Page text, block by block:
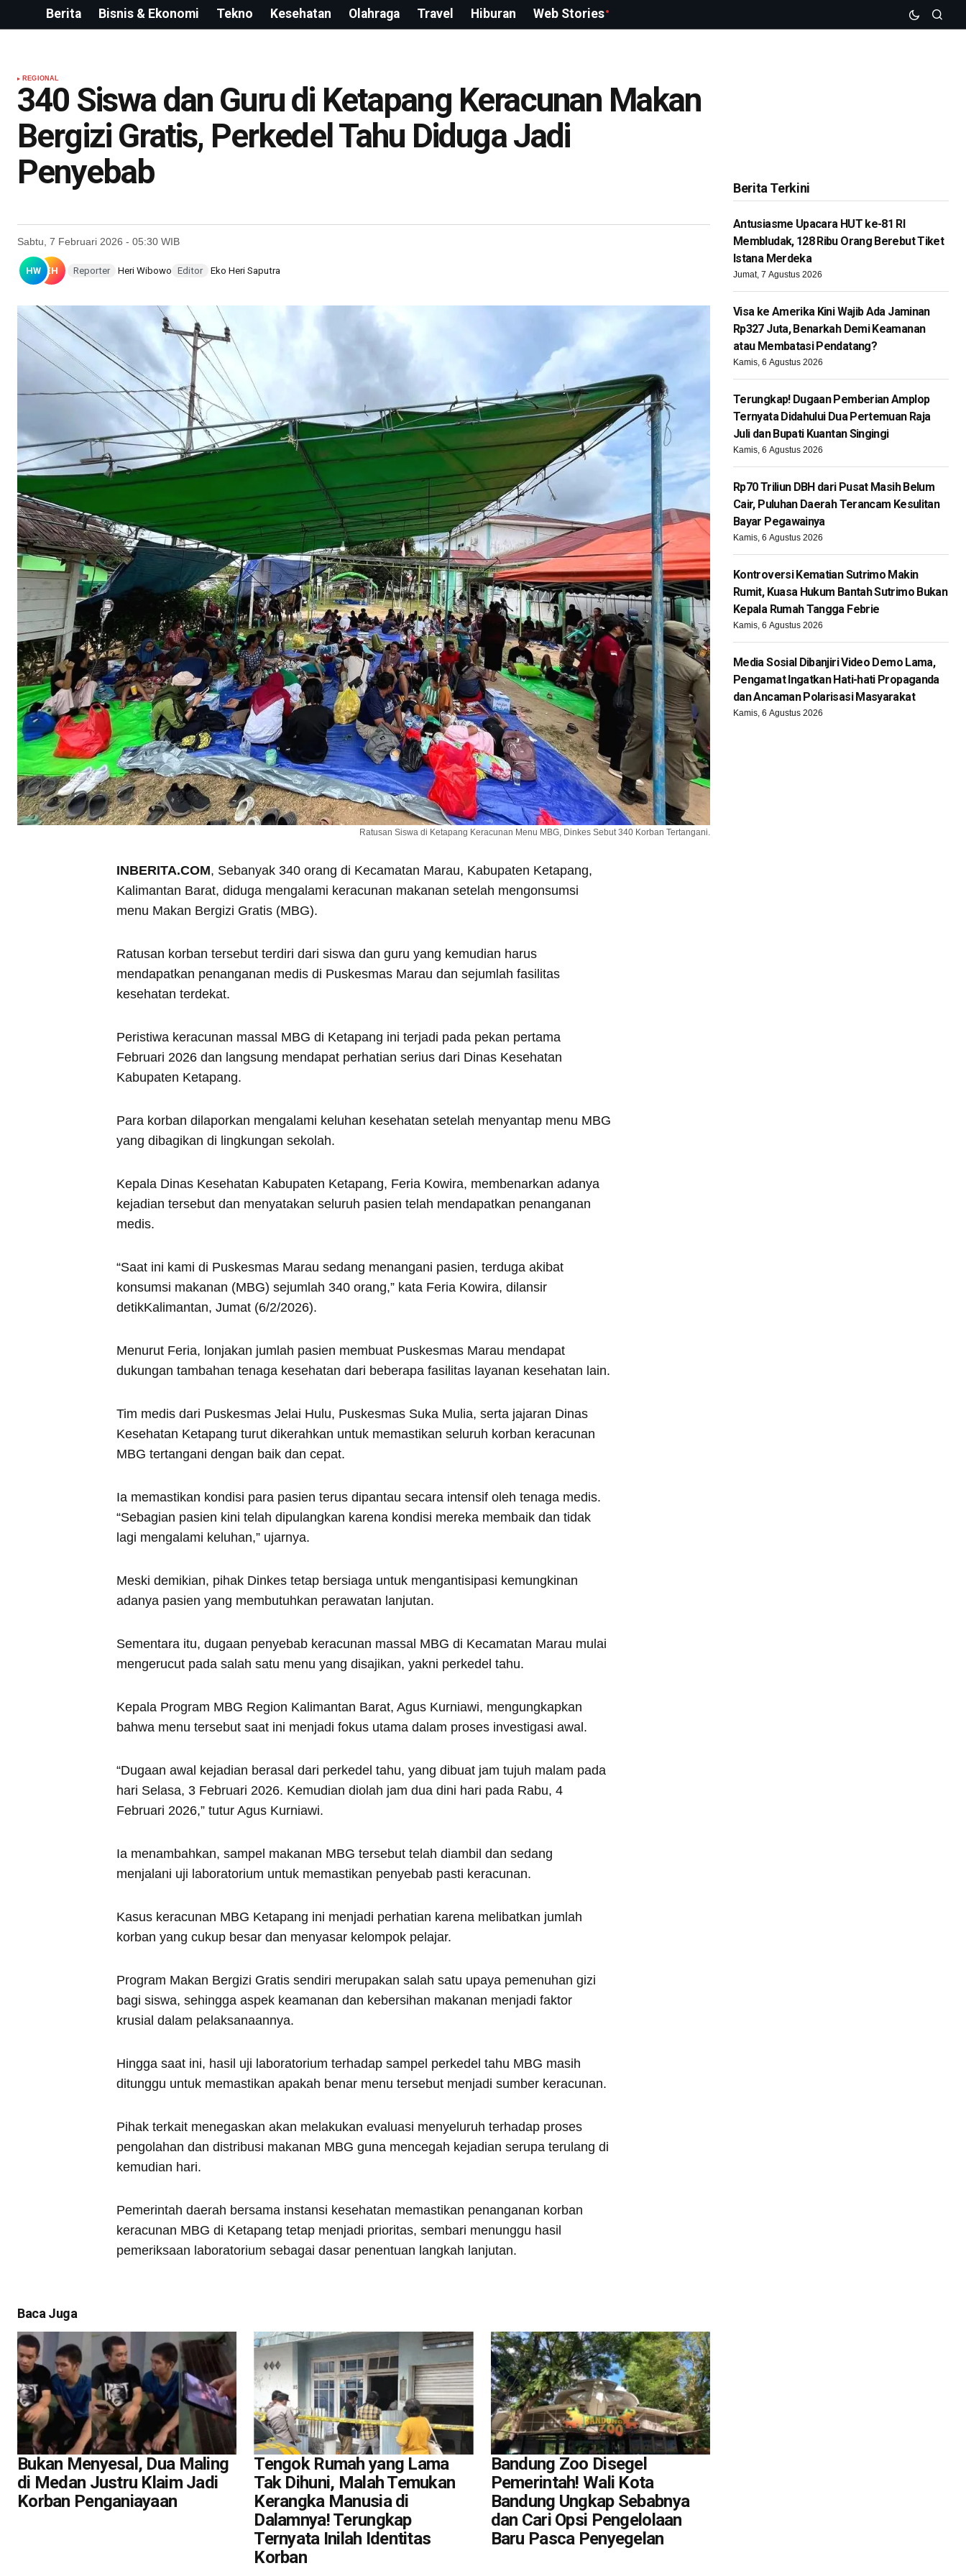
Berita Bisnis & Ekonomi Tekno Kesehatan Olahraga Travel Hiburan Web Stories
REGIONAL
340 Siswa dan Guru di Ketapang Keracunan Makan
Bergizi Gratis, Perkedel Tahu Diduga Jadi
Penyebab
Sabtu, 7 Februari 2026 - 05:30 WIB
HW EH Reporter Heri Wibowo Editor Eko Heri Saputra
Ratusan Siswa di Ketapang Keracunan Menu MBG, Dinkes Sebut 340 Korban Tertangani.
INBERITA.COM, Sebanyak 340 orang di Kecamatan Marau, Kabupaten Ketapang,
Kalimantan Barat, diduga mengalami keracunan makanan setelah mengonsumsi
menu Makan Bergizi Gratis (MBG).
Ratusan korban tersebut terdiri dari siswa dan guru yang kemudian harus
mendapatkan penanganan medis di Puskesmas Marau dan sejumlah fasilitas
kesehatan terdekat.
Peristiwa keracunan massal MBG di Ketapang ini terjadi pada pekan pertama
Februari 2026 dan langsung mendapat perhatian serius dari Dinas Kesehatan
Kabupaten Ketapang.
Para korban dilaporkan mengalami keluhan kesehatan setelah menyantap menu MBG
yang dibagikan di lingkungan sekolah.
Kepala Dinas Kesehatan Kabupaten Ketapang, Feria Kowira, membenarkan adanya
kejadian tersebut dan menyatakan seluruh pasien telah mendapatkan penanganan
medis.
“Saat ini kami di Puskesmas Marau sedang menangani pasien, terduga akibat
konsumsi makanan (MBG) sejumlah 340 orang,” kata Feria Kowira, dilansir
detikKalimantan, Jumat (6/2/2026).
Menurut Feria, lonjakan jumlah pasien membuat Puskesmas Marau mendapat
dukungan tambahan tenaga kesehatan dari beberapa fasilitas layanan kesehatan lain.
Tim medis dari Puskesmas Jelai Hulu, Puskesmas Suka Mulia, serta jajaran Dinas
Kesehatan Ketapang turut dikerahkan untuk memastikan seluruh korban keracunan
MBG tertangani dengan baik dan cepat.
Ia memastikan kondisi para pasien terus dipantau secara intensif oleh tenaga medis.
“Sebagian pasien kini telah dipulangkan karena kondisi mereka membaik dan tidak
lagi mengalami keluhan,” ujarnya.
Meski demikian, pihak Dinkes tetap bersiaga untuk mengantisipasi kemungkinan
adanya pasien yang membutuhkan perawatan lanjutan.
Sementara itu, dugaan penyebab keracunan massal MBG di Kecamatan Marau mulai
mengerucut pada salah satu menu yang disajikan, yakni perkedel tahu.
Kepala Program MBG Region Kalimantan Barat, Agus Kurniawi, mengungkapkan
bahwa menu tersebut saat ini menjadi fokus utama dalam proses investigasi awal.
“Dugaan awal kejadian berasal dari perkedel tahu, yang dibuat jam tujuh malam pada
hari Selasa, 3 Februari 2026. Kemudian diolah jam dua dini hari pada Rabu, 4
Februari 2026,” tutur Agus Kurniawi.
Ia menambahkan, sampel makanan MBG tersebut telah diambil dan sedang
menjalani uji laboratorium untuk memastikan penyebab pasti keracunan.
Kasus keracunan MBG Ketapang ini menjadi perhatian karena melibatkan jumlah
korban yang cukup besar dan menyasar kelompok pelajar.
Program Makan Bergizi Gratis sendiri merupakan salah satu upaya pemenuhan gizi
bagi siswa, sehingga aspek keamanan dan kebersihan makanan menjadi faktor
krusial dalam pelaksanaannya.
Hingga saat ini, hasil uji laboratorium terhadap sampel perkedel tahu MBG masih
ditunggu untuk memastikan apakah benar menu tersebut menjadi sumber keracunan.
Pihak terkait menegaskan akan melakukan evaluasi menyeluruh terhadap proses
pengolahan dan distribusi makanan MBG guna mencegah kejadian serupa terulang di
kemudian hari.
Pemerintah daerah bersama instansi kesehatan memastikan penanganan korban
keracunan MBG di Ketapang tetap menjadi prioritas, sembari menunggu hasil
pemeriksaan laboratorium sebagai dasar penentuan langkah lanjutan.
Baca Juga
Bukan Menyesal, Dua Maling
di Medan Justru Klaim Jadi
Korban Penganiayaan
Tengok Rumah yang Lama
Tak Dihuni, Malah Temukan
Kerangka Manusia di
Dalamnya! Terungkap
Ternyata Inilah Identitas
Korban
Bandung Zoo Disegel
Pemerintah! Wali Kota
Bandung Ungkap Sebabnya
dan Cari Opsi Pengelolaan
Baru Pasca Penyegelan
Berita Terkini
Antusiasme Upacara HUT ke-81 RI
Membludak, 128 Ribu Orang Berebut Tiket
Istana Merdeka
Jumat, 7 Agustus 2026
Visa ke Amerika Kini Wajib Ada Jaminan
Rp327 Juta, Benarkah Demi Keamanan
atau Membatasi Pendatang?
Kamis, 6 Agustus 2026
Terungkap! Dugaan Pemberian Amplop
Ternyata Didahului Dua Pertemuan Raja
Juli dan Bupati Kuantan Singingi
Kamis, 6 Agustus 2026
Rp70 Triliun DBH dari Pusat Masih Belum
Cair, Puluhan Daerah Terancam Kesulitan
Bayar Pegawainya
Kamis, 6 Agustus 2026
Kontroversi Kematian Sutrimo Makin
Rumit, Kuasa Hukum Bantah Sutrimo Bukan
Kepala Rumah Tangga Febrie
Kamis, 6 Agustus 2026
Media Sosial Dibanjiri Video Demo Lama,
Pengamat Ingatkan Hati-hati Propaganda
dan Ancaman Polarisasi Masyarakat
Kamis, 6 Agustus 2026